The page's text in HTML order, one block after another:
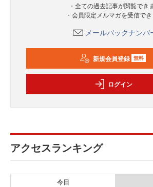
・全ての過去記事が閲覧でき
・会員限定メルマガを受信で
メールバックナンバ
新規会員登録 無料
ログイン
アクセスランキング
今日